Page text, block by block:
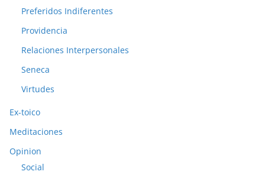
Preferidos Indiferentes
Providencia
Relaciones Interpersonales
Seneca
Virtudes
Ex-toico
Meditaciones
Opinion
Social